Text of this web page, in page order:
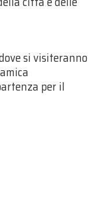
si visiteranno
per il